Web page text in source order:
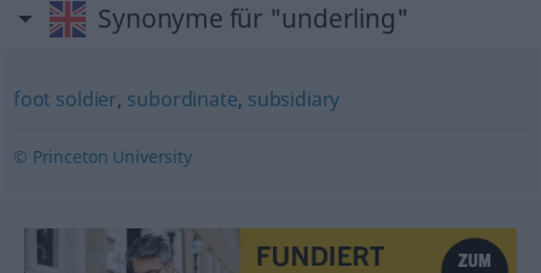
Synonyme für "underling"
foot soldier, subordinate, subsidiary
© Princeton University